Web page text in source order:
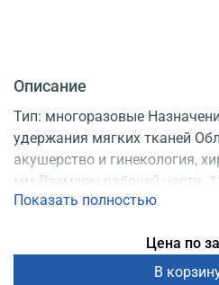
Описание
Тип: многоразовые
удержания мягких тканей
акушерство и гинекология,
мм Размеры рабочей части:
нержавеющая сталь
Показать полностью
Цена по
В